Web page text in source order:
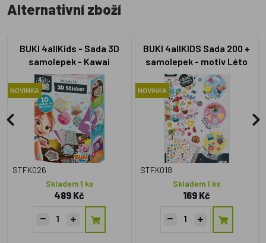
Alternativní zboží
BUKI 4allKids - Sada 3D
samolepek - Kawai
NOVINKA
STFK026
Skladem 1 ks
489 Kč
BUKI 4allKIDS Sada 200 +
samolepek - motiv Léto
NOVINKA
STFK018
Skladem 1 ks
169 Kč